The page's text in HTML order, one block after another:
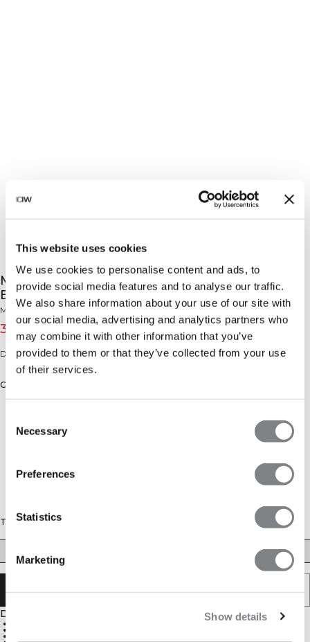
This website uses cookies
We use cookies to personalise content and ads, to
provide social media features and to analyse our traffic.
We also share information about your use of our site with
our social media, advertising and analytics partners who
may combine it with other information that you’ve
provided to them or that they’ve collected from your use
of their services.
Selection
Necessary
Preferences
Statistics
Marketing
Show details
Mirage Seamless Cropped Tank Top Lagoon
Blue
Mirage Collection
31€ (-20%)
Débardeur court sans coutures
Couleur: Lagoon Blue
Taille
XXL
ÉPUISÉ - PRÉVENEZ-MOI
Description